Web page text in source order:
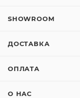
SHOWROOM
ДОСТАВКА
ОПЛАТА
О НАС